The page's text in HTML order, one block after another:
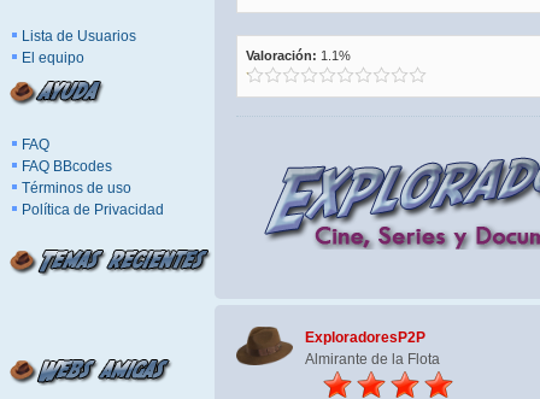
Lista de Usuarios
El equipo
FAQ
FAQ BBcodes
Términos de uso
Política de Privacidad
Valoración: 1.1%
ExploradoresP2P
Almirante de la Flota